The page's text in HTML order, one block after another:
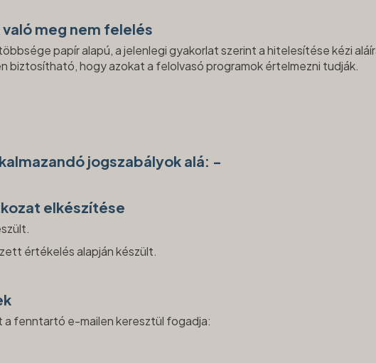
meg nem felelés
papír alapú, a jelenlegi gyakorlat szerint a hitelesítése kézi
biztosítható, hogy azokat a felolvasó programok értelmezni tudják.
jogszabályok alá: -
elkészítése
értékelés alapján készült.
a fenntartó e-mailen keresztül fogadja: